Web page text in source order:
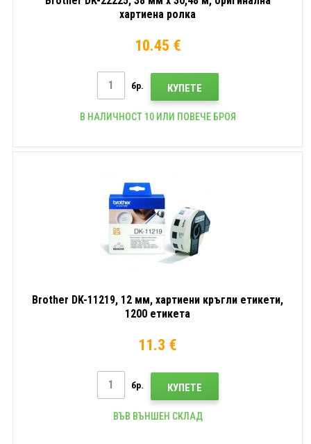
хартиена ролка
10.45 €
бр. КУПЕТЕ
В НАЛИЧНОСТ 10 ИЛИ ПОВЕЧЕ БРОЯ
Brother DK-11219, 12 мм, хартиени кръгли етикети,
1200 етикета
11.3 €
бр. КУПЕТЕ
ВЪВ ВЪНШЕН СКЛАД